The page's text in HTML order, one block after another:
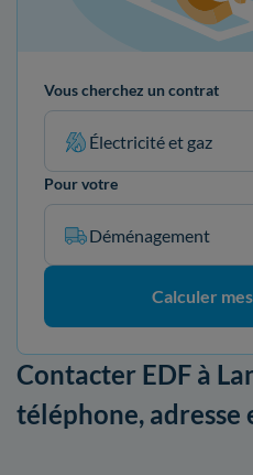
Vous cherchez un contrat
Électricité et gaz
Pour votre
Déménagement
Calculer
Contacter EDF à
téléphone, adresse